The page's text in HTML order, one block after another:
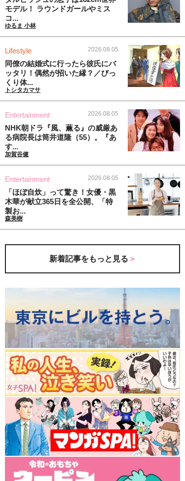
モデル！ ラウンドガールやミス
コ...
ゆるま 小林
Lifestyle 2026.08.05
同僚の結婚式に行ったら彼氏にバ
ッタリ！偶然が招いた縁？／びっ
くり体...
トシタカマサ
Entertainment 2026.08.05
NHK朝ドラ『風、薫る』の威厳あ
る病院長は筒井道隆（55）。『あ
す...
加賀谷健
Entertainment 2026.08.05
「ほぼ自炊」って驚き！女優・黒
木華が献立365日を全公開、「特
製お...
森美樹
新着記事をもっと見る